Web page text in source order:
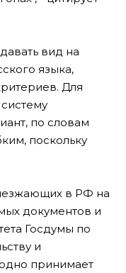
вид на
языка,
Для
по словам
поскольку
в РФ на
документов и
Госдумы по
и
принимает